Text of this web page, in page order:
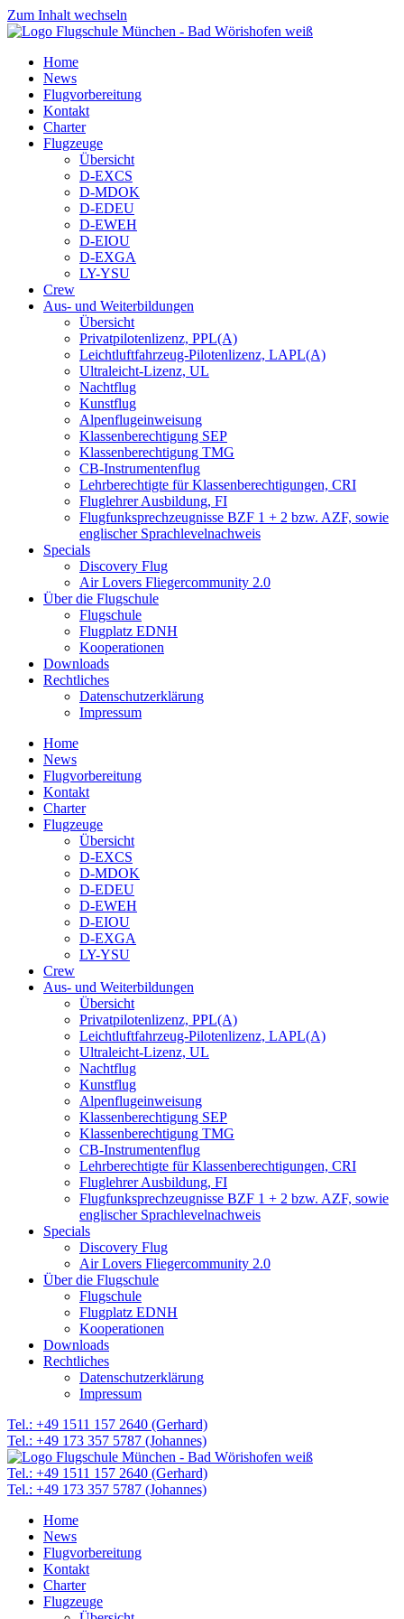
Zum Inhalt wechseln
Home
News
Flugvorbereitung
Kontakt
Charter
Flugzeuge
Übersicht
D-EXCS
D-MDOK
D-EDEU
D-EWEH
D-EIOU
D-EXGA
LY-YSU
Crew
Aus- und Weiterbildungen
Übersicht
Privatpilotenlizenz, PPL(A)
Leichtluftfahrzeug-Pilotenlizenz, LAPL(A)
Ultraleicht-Lizenz, UL
Nachtflug
Kunstflug
Alpenflugeinweisung
Klassenberechtigung SEP
Klassenberechtigung TMG
CB-Instrumentenflug
Lehrberechtigte für Klassenberechtigungen, CRI
Fluglehrer Ausbildung, FI
Flugfunksprechzeugnisse BZF 1 + 2 bzw. AZF, sowie
englischer Sprachlevelnachweis
Specials
Discovery Flug
Air Lovers Fliegercommunity 2.0
Über die Flugschule
Flugschule
Flugplatz EDNH
Kooperationen
Downloads
Rechtliches
Datenschutzerklärung
Impressum
Home
News
Flugvorbereitung
Kontakt
Charter
Flugzeuge
Übersicht
D-EXCS
D-MDOK
D-EDEU
D-EWEH
D-EIOU
D-EXGA
LY-YSU
Crew
Aus- und Weiterbildungen
Übersicht
Privatpilotenlizenz, PPL(A)
Leichtluftfahrzeug-Pilotenlizenz, LAPL(A)
Ultraleicht-Lizenz, UL
Nachtflug
Kunstflug
Alpenflugeinweisung
Klassenberechtigung SEP
Klassenberechtigung TMG
CB-Instrumentenflug
Lehrberechtigte für Klassenberechtigungen, CRI
Fluglehrer Ausbildung, FI
Flugfunksprechzeugnisse BZF 1 + 2 bzw. AZF, sowie
englischer Sprachlevelnachweis
Specials
Discovery Flug
Air Lovers Fliegercommunity 2.0
Über die Flugschule
Flugschule
Flugplatz EDNH
Kooperationen
Downloads
Rechtliches
Datenschutzerklärung
Impressum
Tel.: +49 1511 157 2640 (Gerhard)
Tel.: +49 173 357 5787 (Johannes)
Tel.: +49 1511 157 2640 (Gerhard)
Tel.: +49 173 357 5787 (Johannes)
Home
News
Flugvorbereitung
Kontakt
Charter
Flugzeuge